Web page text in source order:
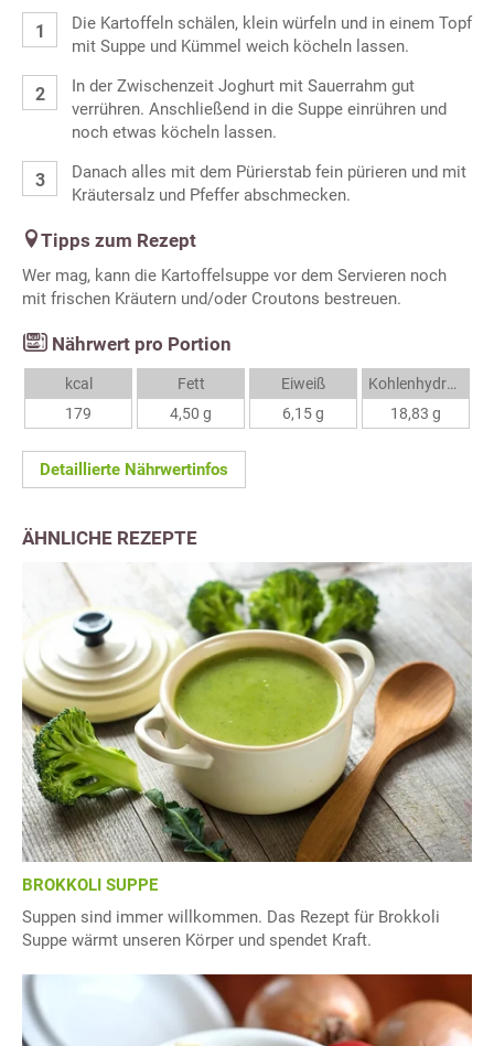
Die Kartoffeln schälen, klein würfeln und in einem Topf
mit Suppe und Kümmel weich köcheln lassen.
In der Zwischenzeit Joghurt mit Sauerrahm gut
verrühren. Anschließend in die Suppe einrühren und
noch etwas köcheln lassen.
Danach alles mit dem Pürierstab fein pürieren und mit
Kräutersalz und Pfeffer abschmecken.
Tipps zum Rezept
Wer mag, kann die Kartoffelsuppe vor dem Servieren noch
mit frischen Kräutern und/oder Croutons bestreuen.
Nährwert pro Portion
kcal
179
Fett
4,50 g
Eiweiß
6,15 g
Kohlenhydrate
18,83 g
Detaillierte Nährwertinfos
ÄHNLICHE REZEPTE
BROKKOLI SUPPE
Suppen sind immer willkommen. Das Rezept für Brokkoli
Suppe wärmt unseren Körper und spendet Kraft.